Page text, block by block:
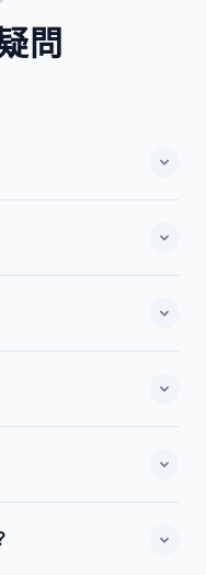
問
理流程。
案。核心差異在積分
、矯正或篡改檢測等
如有任何技術問題，
業賬戶開立手續，我